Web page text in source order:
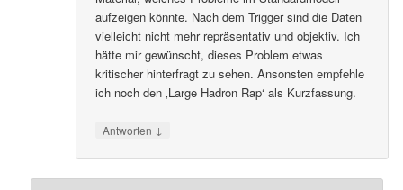
aufzeigen könnte. Nach dem Trigger sind die Daten
vielleicht nicht mehr repräsentativ und objektiv. Ich
hätte mir gewünscht, dieses Problem etwas
kritischer hinterfragt zu sehen. Ansonsten empfehle
ich noch den ‚Large Hadron Rap‘ als Kurzfassung.
Antworten ↓